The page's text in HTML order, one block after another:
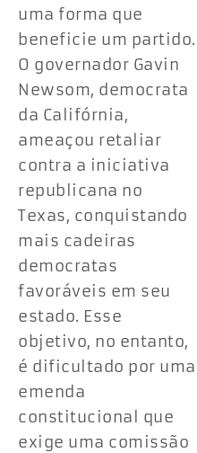
uma forma que
beneficie um partido.
O governador Gavin
Newsom, democrata
da Califórnia,
ameaçou retaliar
contra a iniciativa
republicana no
Texas, conquistando
mais cadeiras
democratas
favoráveis em seu
estado. Esse
objetivo, no entanto,
é dificultado por uma
emenda
constitucional que
exige uma comissão